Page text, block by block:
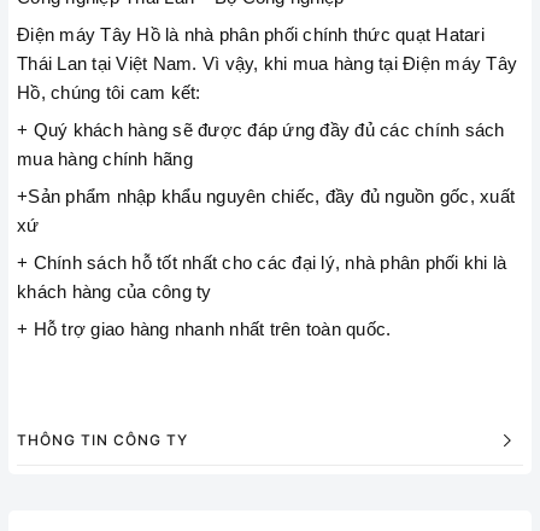
Điện máy Tây Hồ là nhà phân phối chính thức quạt Hatari
Thái Lan tại Việt Nam. Vì vậy, khi mua hàng tại Điện máy Tây
Hồ, chúng tôi cam kết:
+ Quý khách hàng sẽ được đáp ứng đầy đủ các chính sách
mua hàng chính hãng
+Sản phẩm nhập khẩu nguyên chiếc, đầy đủ nguồn gốc, xuất
xứ
+ Chính sách hỗ tốt nhất cho các đại lý, nhà phân phối khi là
khách hàng của công ty
+ Hỗ trợ giao hàng nhanh nhất trên toàn quốc.
THÔNG TIN CÔNG TY